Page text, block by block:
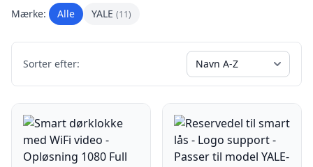
Mærke: Alle YALE (11)
Sorter efter: